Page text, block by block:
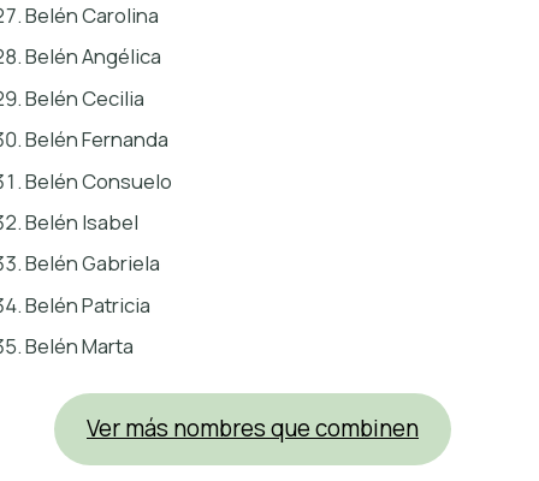
Belén Carolina
Belén Angélica
Belén Cecilia
Belén Fernanda
Belén Consuelo
Belén Isabel
Belén Gabriela
Belén Patricia
Belén Marta
Ver más nombres que combinen